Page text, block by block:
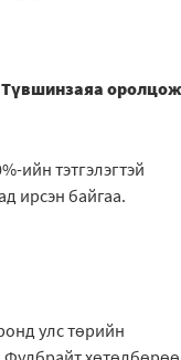
Түвшинзаяа
ийн тэтгэлэгтэй
ирсэн байгаа.
улс төрийн